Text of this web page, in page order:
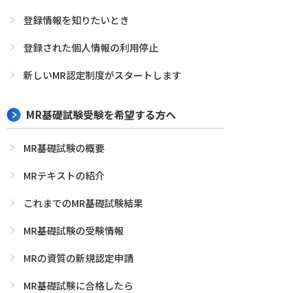
登録情報を知りたいとき
登録された個人情報の利用停止
新しいMR認定制度がスタートします
MR基礎試験受験を希望する方へ
MR基礎試験の概要
MRテキストの紹介
これまでのMR基礎試験結果
MR基礎試験の受験情報
MRの資質の新規認定申請
MR基礎試験に合格したら